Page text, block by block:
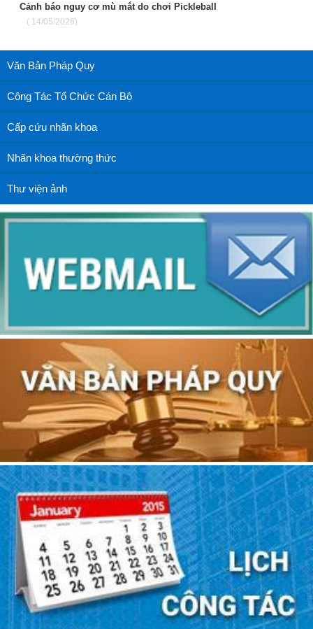
Cảnh báo nguy cơ mù mắt do chơi Pickleball
( 14/05/2026)
Văn Bản Pháp Quy
Công Tác Tổ Chức Cán Bộ
Cấp cứu nhãn khoa
Nhãn khoa thường thức
Thư viện ảnh